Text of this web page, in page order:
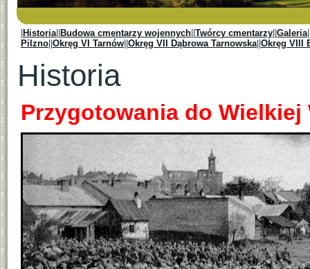
Historia|| Budowa cmentarzy wojennych Twórcy cmentarzy Galeria
Pilzno Okręg VI Tarnów Okręg VII Dąbrowa Tarnowska|| Okręg VIII
Historia
Przygotowania do